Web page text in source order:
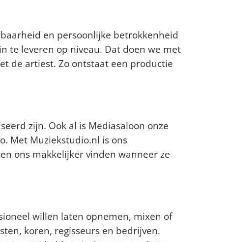
en persoonlijke betrokkenheid
te leveren op niveau. Dat doen we met
de artiest. Zo ontstaat een productie
zijn. Ook al is Mediasaloon onze
Met Muziekstudio.nl is ons
ons makkelijker vinden wanneer ze
willen laten opnemen, mixen of
koren, regisseurs en bedrijven.